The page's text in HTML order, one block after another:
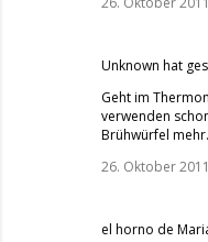
Unknown hat
Geht im
verwenden
Brühwürfel mehr.
26. Oktober
el horno de